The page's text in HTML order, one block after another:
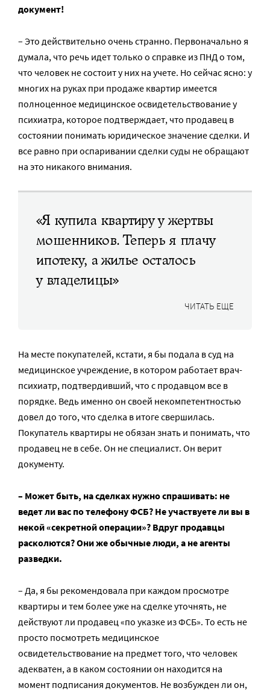
документ!
– Это действительно очень странно. Первоначально я
думала, что речь идет только о справке из ПНД о том,
что человек не состоит у них на учете. Но сейчас ясно: у
многих на руках при продаже квартир имеется
полноценное медицинское освидетельствование у
психиатра, которое подтверждает, что продавец в
состоянии понимать юридическое значение сделки. И
все равно при оспаривании сделки суды не обращают
на это никакого внимания.
«Я купила квартиру у жертвы
мошенников. Теперь я плачу
ипотеку, а жилье осталось
у владелицы»
ЧИТАТЬ ЕЩЕ
На месте покупателей, кстати, я бы подала в суд на
медицинское учреждение, в котором работает врач-
психиатр, подтвердивший, что с продавцом все в
порядке. Ведь именно он своей некомпетентностью
довел до того, что сделка в итоге свершилась.
Покупатель квартиры не обязан знать и понимать, что
продавец не в себе. Он не специалист. Он верит
документу.
– Может быть, на сделках нужно спрашивать: не
ведет ли вас по телефону ФСБ? Не участвуете ли вы в
некой «секретной операции»? Вдруг продавцы
расколются? Они же обычные люди, а не агенты
разведки.
– Да, я бы рекомендовала при каждом просмотре
квартиры и тем более уже на сделке уточнять, не
действуют ли продавец «по указке из ФСБ». То есть не
просто посмотреть медицинское
освидетельствование на предмет того, что человек
адекватен, а в каком состоянии он находится на
момент подписания документов. Не возбужден ли он,